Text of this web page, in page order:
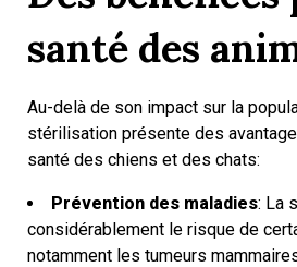
santé des
Au-delà de son impact sur la
stérilisation présente des
santé des chiens et des chats:
Prévention des maladies: La
considérablement le risque de
notamment les tumeurs